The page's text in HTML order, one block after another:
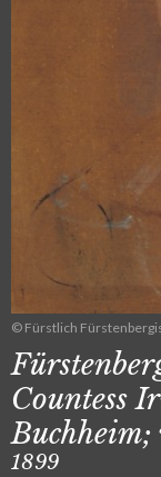
© Fürstlich
Countess
1899